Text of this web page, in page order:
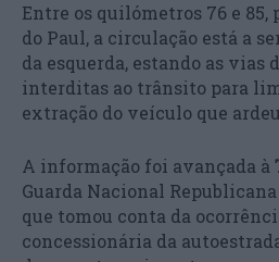
Entre os quilómetros 76 e 85,
do Paul, a circulação está a
da esquerda, estando as vias
interditas ao trânsito para
extração do veículo que ardeu.
A informação foi avançada à
Guarda Nacional
que tomou conta da
concessionária da